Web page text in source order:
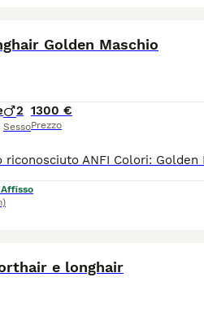
Golden Maschio
2
Sesso
1300 €
Prezzo
e longhair